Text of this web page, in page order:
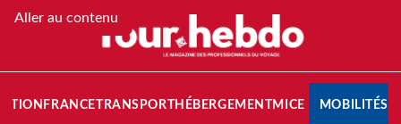
Aller au contenu
FRANCETRANSPORT HÉBERGEMENTMICE MOBILITÉS